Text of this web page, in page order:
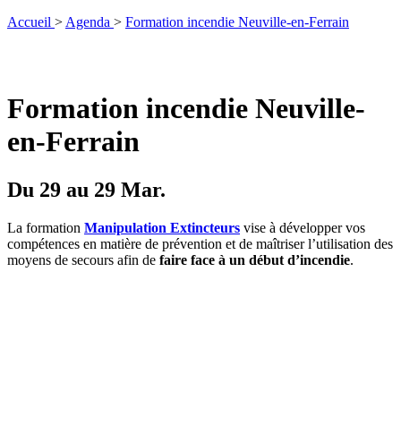
Accueil > Agenda > Formation incendie Neuville-en-Ferrain
Formation incendie Neuville-
en-Ferrain
Du 29 au 29 Mar.
La formation Manipulation Extincteurs vise à développer vos
compétences en matière de prévention et de maîtriser l’utilisation des
moyens de secours afin de faire face à un début d’incendie.